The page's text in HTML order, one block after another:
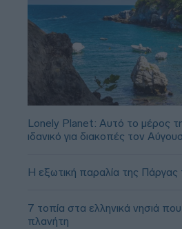
Lonely Planet: Αυτό το μέρος
ιδανικό για διακοπές τον
Η εξωτική παραλία της
7 τοπία στα ελληνικά νησιά
πλανήτη